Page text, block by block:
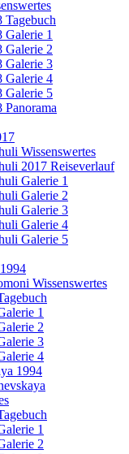
Tagebuch
Galerie 1
Galerie 2
Galerie 3
Galerie 4
Galerie 5
Panorama
Wissenswertes
2017 Reiseverlauf
Galerie 1
Galerie 2
Galerie 3
Galerie 4
Galerie 5
Wissenswertes
1
2
3
4
1994
1
2